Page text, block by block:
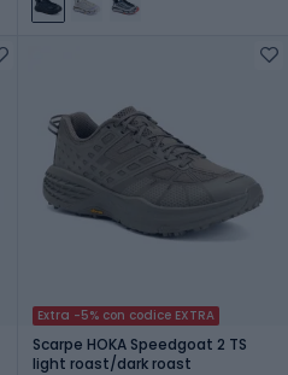
Extra -5% con codice EXTRA
Scarpe HOKA Speedgoat 2 TS
light roast/dark roast